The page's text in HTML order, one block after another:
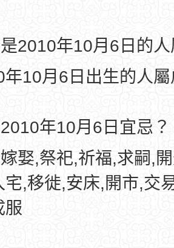
2010年10月6日的
年10月6日出生的人
年10月6日宜忌？
娶,祭祀,祈福,求嗣,
宅,移徙,安床,開市,交
服